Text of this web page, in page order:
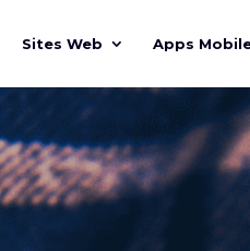
Sites Web Apps